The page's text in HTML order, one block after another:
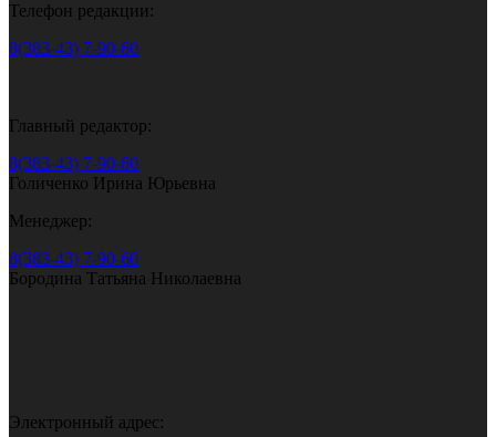
Телефон редакции:
8(383-43) 7-90-60
Главный редактор:
8(383-43) 7-90-60
Голиченко Ирина Юрьевна
Менеджер:
8(383-43) 7-90-60
Бородина Татьяна Николаевна
Электронный адрес: